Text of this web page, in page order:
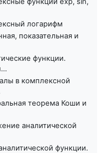
логарифм
показательная и
функции.
в комплексной
теорема Коши и
аналитической
функции.